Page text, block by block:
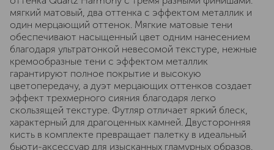
мягкий матовый, два оттенка с эффектом металлик и
один мерцающий оттенок. Мягкие матовые тени
обеспечивают насыщенный цвет одним нанесением
благодаря ультратонкой невесомой текстуре, нежные
кремообразные тени с эффектом металлик
гарантируют полное покрытие и высокую
цветопередачу, а дуэт мерцающих оттенков создает
эффект трехмерного сияния благодаря легко
скользящей текстуре. Футляр отличает яркий блеск,
характерный для драгоценных камней. Двусторонняя
кисть в комплекте превращает палетку в идеальный
бьюти-аксессуар для изысканных гламурных образов.